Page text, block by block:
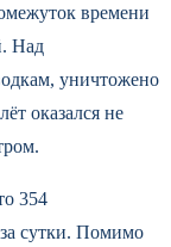
времени
Над
уничтожено
оказался не
354
сутки. Помимо